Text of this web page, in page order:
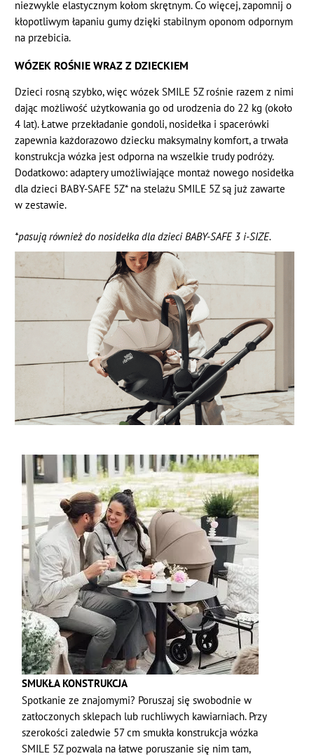
niezwykle elastycznym kołom skrętnym. Co więcej, zapomnij o
kłopotliwym łapaniu gumy dzięki stabilnym oponom odpornym
na przebicia.
WÓZEK ROŚNIE WRAZ Z DZIECKIEM
Dzieci rosną szybko, więc wózek SMILE 5Z rośnie razem z nimi
dając możliwość użytkowania go od urodzenia do 22 kg (około
4 lat). Łatwe przekładanie gondoli, nosidełka i spacerówki
zapewnia każdorazowo dziecku maksymalny komfort, a trwała
konstrukcja wózka jest odporna na wszelkie trudy podróży.
Dodatkowo: adaptery umożliwiające montaż nowego nosidełka
dla dzieci BABY-SAFE 5Z* na stelażu SMILE 5Z są już zawarte
w zestawie.
*pasują również do nosidełka dla dzieci BABY-SAFE 3 i-SIZE.
SMUKŁA KONSTRUKCJA
Spotkanie ze znajomymi? Poruszaj się swobodnie w
zatłoczonych sklepach lub ruchliwych kawiarniach. Przy
szerokości zaledwie 57 cm smukła konstrukcja wózka
SMILE 5Z pozwala na łatwe poruszanie się nim tam,